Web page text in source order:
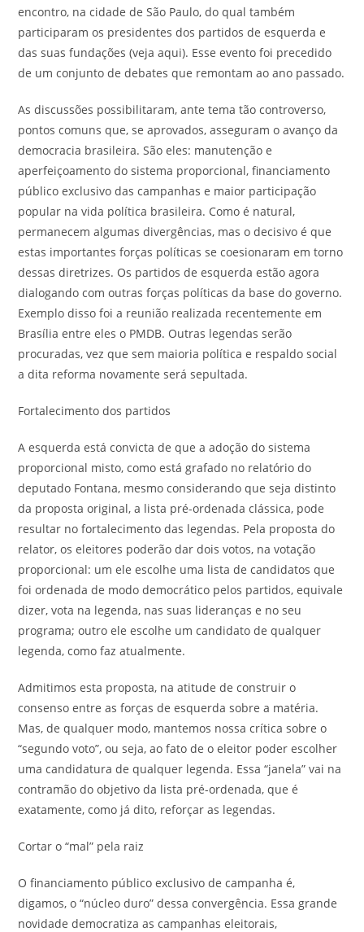
encontro, na cidade de São Paulo, do qual também
participaram os presidentes dos partidos de esquerda e
das suas fundações (veja aqui). Esse evento foi precedido
de um conjunto de debates que remontam ao ano passado.
As discussões possibilitaram, ante tema tão controverso,
pontos comuns que, se aprovados, asseguram o avanço da
democracia brasileira. São eles: manutenção e
aperfeiçoamento do sistema proporcional, financiamento
público exclusivo das campanhas e maior participação
popular na vida política brasileira. Como é natural,
permanecem algumas divergências, mas o decisivo é que
estas importantes forças políticas se coesionaram em torno
dessas diretrizes. Os partidos de esquerda estão agora
dialogando com outras forças políticas da base do governo.
Exemplo disso foi a reunião realizada recentemente em
Brasília entre eles o PMDB. Outras legendas serão
procuradas, vez que sem maioria política e respaldo social
a dita reforma novamente será sepultada.
Fortalecimento dos partidos
A esquerda está convicta de que a adoção do sistema
proporcional misto, como está grafado no relatório do
deputado Fontana, mesmo considerando que seja distinto
da proposta original, a lista pré-ordenada clássica, pode
resultar no fortalecimento das legendas. Pela proposta do
relator, os eleitores poderão dar dois votos, na votação
proporcional: um ele escolhe uma lista de candidatos que
foi ordenada de modo democrático pelos partidos, equivale
dizer, vota na legenda, nas suas lideranças e no seu
programa; outro ele escolhe um candidato de qualquer
legenda, como faz atualmente.
Admitimos esta proposta, na atitude de construir o
consenso entre as forças de esquerda sobre a matéria.
Mas, de qualquer modo, mantemos nossa crítica sobre o
“segundo voto”, ou seja, ao fato de o eleitor poder escolher
uma candidatura de qualquer legenda. Essa “janela” vai na
contramão do objetivo da lista pré-ordenada, que é
exatamente, como já dito, reforçar as legendas.
Cortar o “mal” pela raiz
O financiamento público exclusivo de campanha é,
digamos, o “núcleo duro” dessa convergência. Essa grande
novidade democratiza as campanhas eleitorais,